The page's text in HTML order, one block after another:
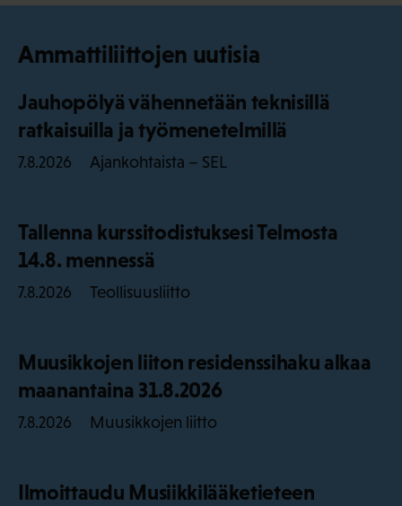
Ammattiliittojen uutisia
Jauhopölyä vähennetään teknisillä
ratkaisuilla ja työmenetelmillä
7.8.2026 Ajankohtaista – SEL
Tallenna kurssitodistuksesi Telmosta
14.8. mennessä
7.8.2026 Teollisuusliitto
Muusikkojen liiton residenssihaku alkaa
maanantaina 31.8.2026
7.8.2026 Muusikkojen liitto
Ilmoittaudu Musiikkilääketieteen